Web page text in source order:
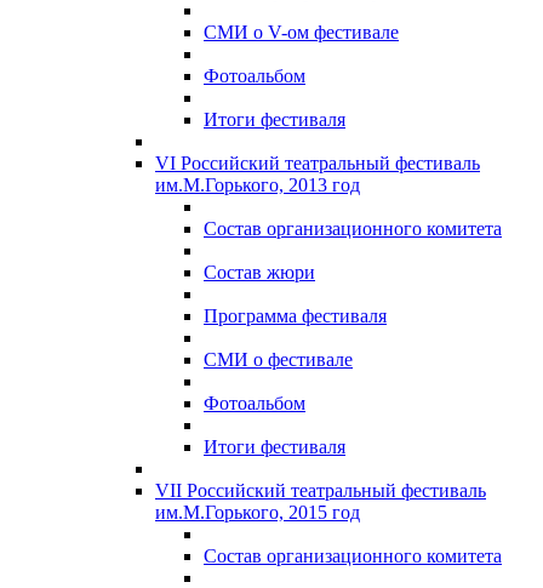
СМИ о V-ом фестивале
Фотоальбом
Итоги фестиваля
VI Российский театральный фестиваль
им.М.Горького, 2013 год
Состав организационного комитета
Состав жюри
Программа фестиваля
СМИ о фестивале
Фотоальбом
Итоги фестиваля
VII Российский театральный фестиваль
им.М.Горького, 2015 год
Состав организационного комитета